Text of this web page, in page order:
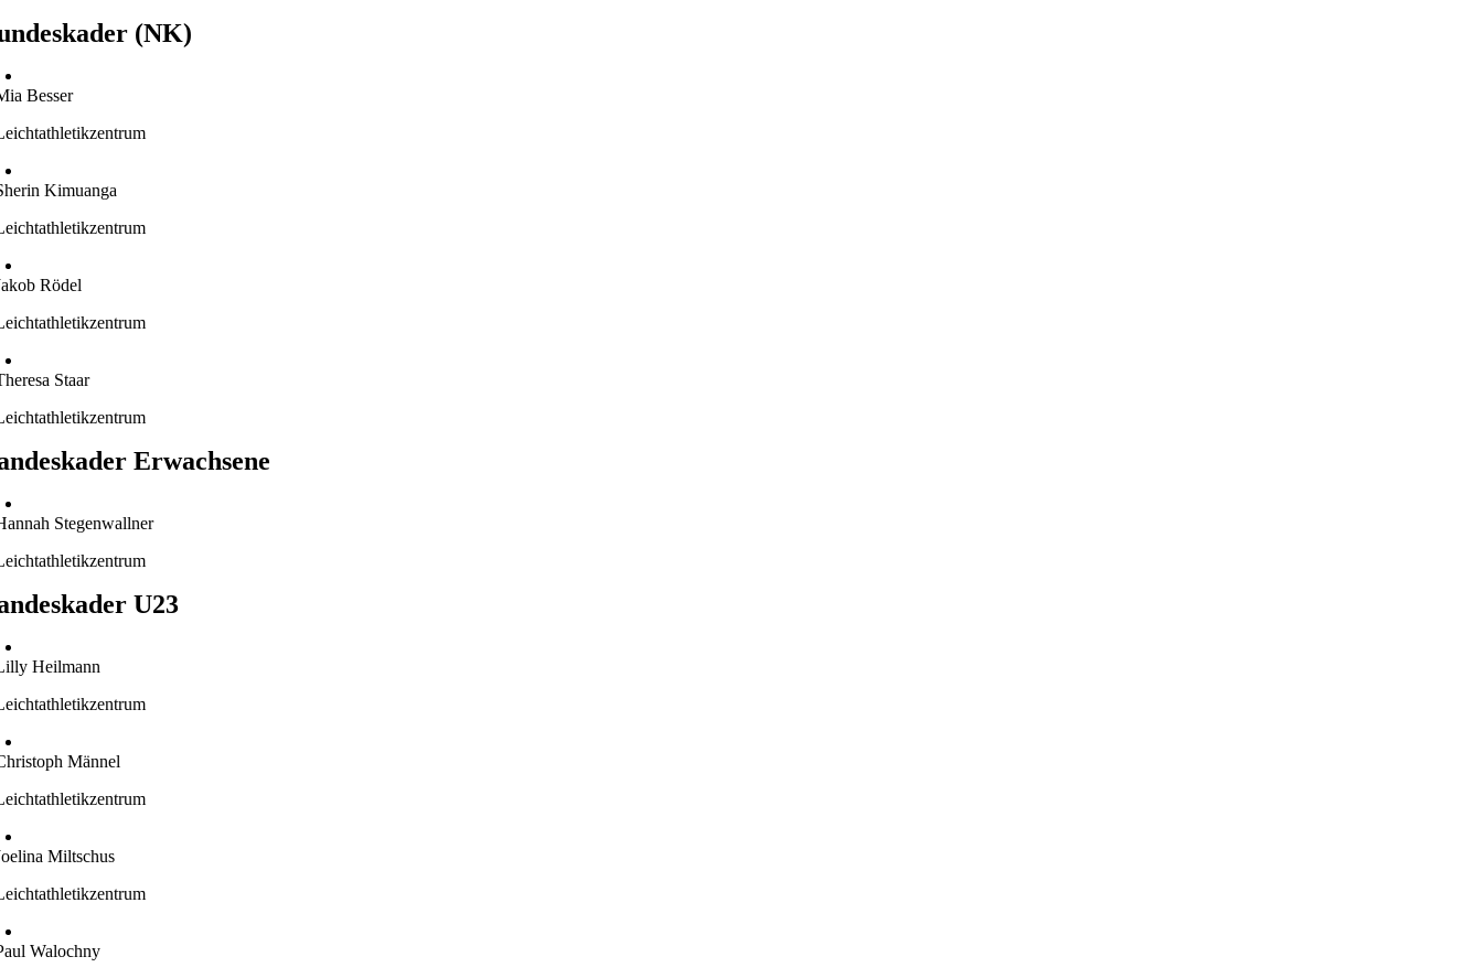
(NK)
Besser
Kimuanga
Rödel
Staar
Erwachsene
Stegenwallner
U23
Heilmann
Männel
Miltschus
Walochny